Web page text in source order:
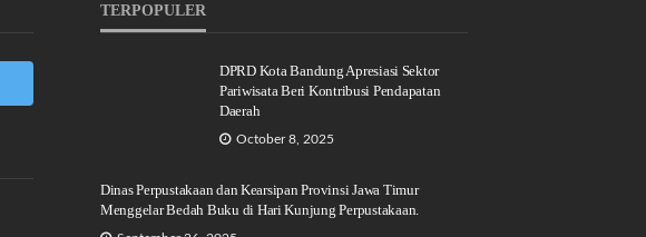
TERPOPULER
DPRD Kota Bandung Apresiasi Sektor
Pariwisata Beri Kontribusi Pendapatan
Daerah
October 8, 2025
Dinas Perpustakaan dan Kearsipan Provinsi Jawa Timur
Menggelar Bedah Buku di Hari Kunjung Perpustakaan.